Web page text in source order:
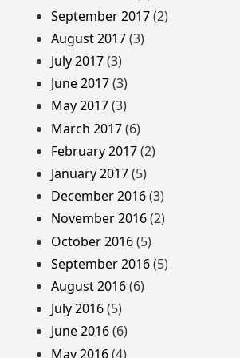
September 2017(2)
August 2017(3)
July 2017(3)
June 2017(3)
May 2017(3)
March 2017(6)
February 2017(2)
January 2017(5)
December 2016(3)
November 2016(2)
October 2016(5)
September 2016(5)
August 2016(6)
July 2016(5)
June 2016(6)
May 2016(4)